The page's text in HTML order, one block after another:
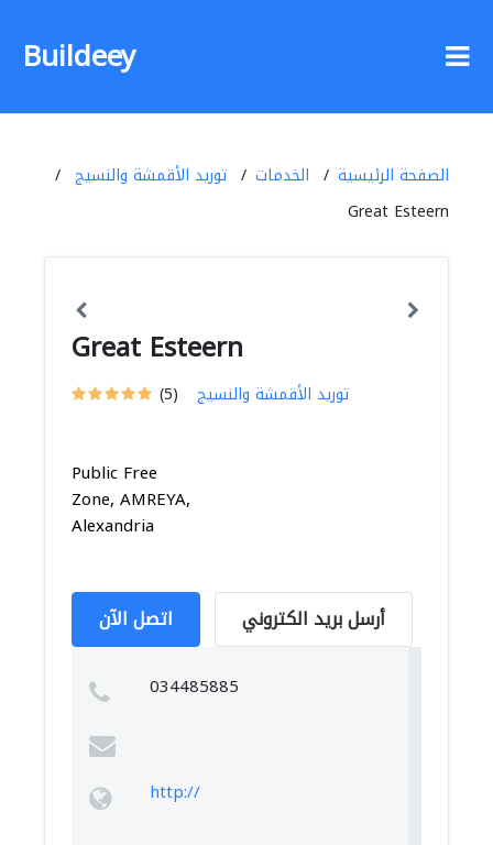
Buildeey
الصفحة الرئيسية الخدمات
توريد الأقمشة والنسيج
Great Esteern
Great Esteern
(5) توريد الأقمشة والنسيج
Public Free
Zone, AMREYA,
Alexandria
اتصل الآن أرسل بريد الكتروني
034485885
http://